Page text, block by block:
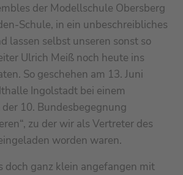
der Modellschule Obersberg
Schule, in ein unbeschreibliches
lassen selbst unseren sonst so
Ulrich Meiß noch heute ins
So geschehen am 13. Juni
Ingolstadt bei einem
10. Bundesbegegnung
zu der wir als Vertreter des
worden waren.
doch ganz klein angefangen mit